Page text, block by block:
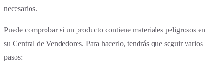
necesarios.
Puede comprobar si un producto contiene materiales peligrosos en
su Central de Vendedores. Para hacerlo, tendrás que seguir varios
pasos: